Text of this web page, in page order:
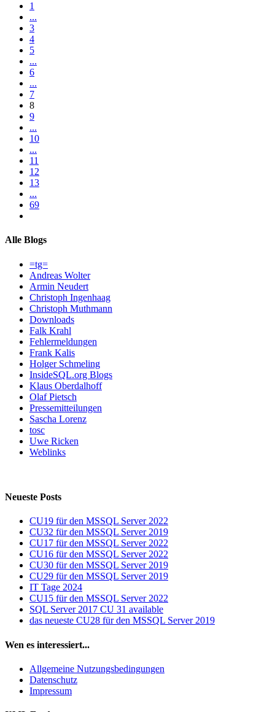
1
...
3
4
5
...
6
...
7
8
9
...
10
...
11
12
13
...
69
Alle Blogs
=tg=
Andreas Wolter
Armin Neudert
Christoph Ingenhaag
Christoph Muthmann
Downloads
Falk Krahl
Fehlermeldungen
Frank Kalis
Holger Schmeling
InsideSQL.org Blogs
Klaus Oberdalhoff
Olaf Pietsch
Pressemitteilungen
Sascha Lorenz
tosc
Uwe Ricken
Weblinks
Neueste Posts
CU19 für den MSSQL Server 2022
CU32 für den MSSQL Server 2019
CU17 für den MSSQL Server 2022
CU16 für den MSSQL Server 2022
CU30 für den MSSQL Server 2019
CU29 für den MSSQL Server 2019
IT Tage 2024
CU15 für den MSSQL Server 2022
SQL Server 2017 CU 31 available
das neueste CU28 für den MSSQL Server 2019
Wen es interessiert...
Allgemeine Nutzungsbedingungen
Datenschutz
Impressum